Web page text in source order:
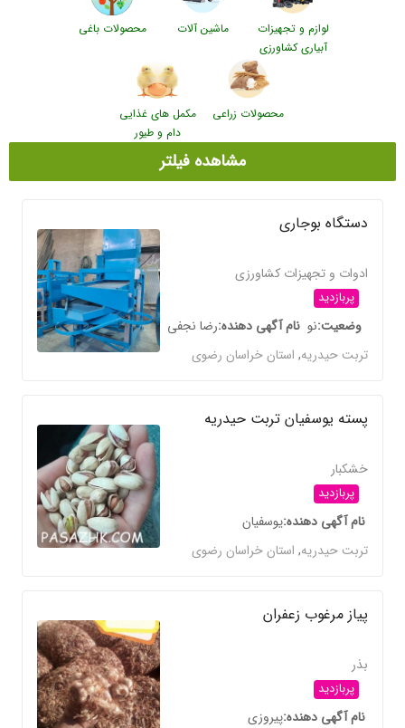
لوازم و تجهیزات
آبیاری کشاورزی
ماشین آلات محصولات باغی
محصولات زراعی
مکمل های غذایی
دام و طیور
مشاهده فیلتر
دستگاه بوجاری
ادوات و تجهیزات کشاورزی
پربازدید
وضعیتنو نام آگهی دهندهرضا نجفی
تربت حیدریه,استان خراسان رضوی
پسته یوسفیان تربت حیدریه
خشکبار
پربازدید
نام آگهی دهندهیوسفیان
تربت حیدریه,استان خراسان رضوی
پیاز مرغوب زعفران
بذر
پربازدید
نام آگهی دهندهپیروزی